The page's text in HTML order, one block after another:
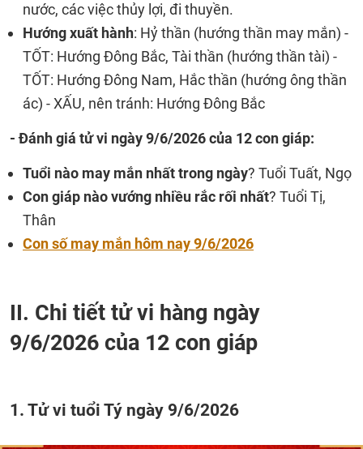
nước, các việc thủy lợi, đi thuyền.
Hướng xuất hành: Hỷ thần (hướng thần may mắn) -
TỐT: Hướng Đông Bắc, Tài thần (hướng thần tài) -
TỐT: Hướng Đông Nam, Hắc thần (hướng ông thần
ác) - XẤU, nên tránh: Hướng Đông Bắc
- Đánh giá tử vi ngày 9/6/2026 của 12 con giáp:
Tuổi nào may mắn nhất trong ngày? Tuổi Tuất, Ngọ
Con giáp nào vướng nhiều rắc rối nhất? Tuổi Tị,
Thân
Con số may mắn hôm nay 9/6/2026
II. Chi tiết tử vi hàng ngày
9/6/2026 của 12 con giáp
1. Tử vi tuổi Tý ngày 9/6/2026